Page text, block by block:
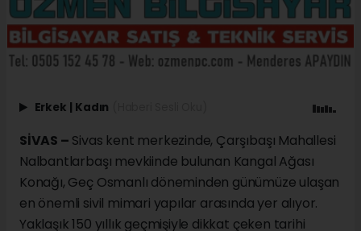
Erkek | Kadın
SİVAS – Sivas kent merkezinde, Çarşıbaşı Mahallesi
Nalbantlarbaşı mevkiinde bulunan Kangal Ağası
Konağı, Geç Osmanlı döneminden günümüze ulaşan
en önemli sivil mimari yapılar arasında yer alıyor.
Yaklaşık 150 yıllık geçmişiyle dikkat çeken tarihi